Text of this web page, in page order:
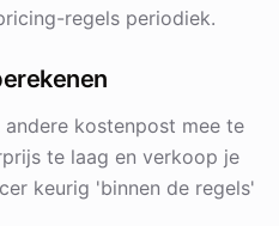
regels periodiek.
kostenpost mee te
te laag en verkoop je
keurig 'binnen de regels'